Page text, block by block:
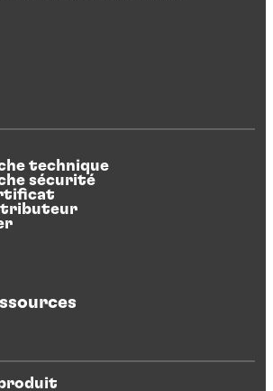
technique
sécurité
produit